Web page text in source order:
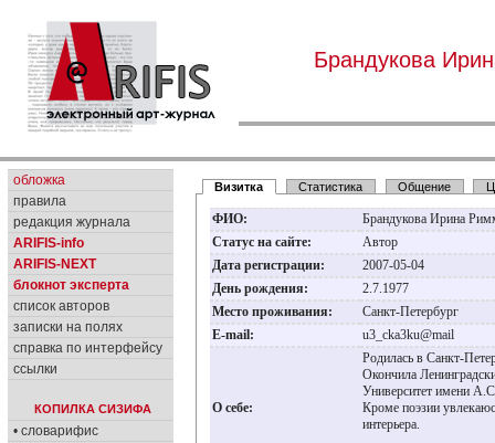
Брандукова
обложка
правила
редакция журнала
ARIFIS-info
ARIFIS-NEXT
блокнот эксперта
список авторов
записки на полях
справка по интерфейсу
ссылки
КОПИЛКА СИЗИФА
• словарифис
Визитка Статистика Общение
ФИО:
Брандукова Ирина
Статус на сайте:
Автор
Дата регистрации:
2007-05-04
День рождения:
2.7.1977
Место проживания:
Санкт-Петербург
E-mail:
u3_cka3ku@mail
О себе:
Родилась в Санкт-
Окончила
Университет имени
Кроме поэзии
интерьера.